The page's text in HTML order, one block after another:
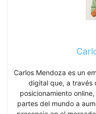
Carlos Mendoza es un
digital que, a través
posicionamiento
partes del mundo a